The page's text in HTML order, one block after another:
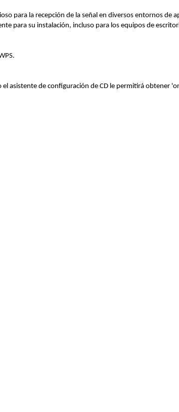
para la recepción de la señal en diversos entornos de
para su instalación, incluso para los equipos de
asistente de configuración de CD le permitirá obtener